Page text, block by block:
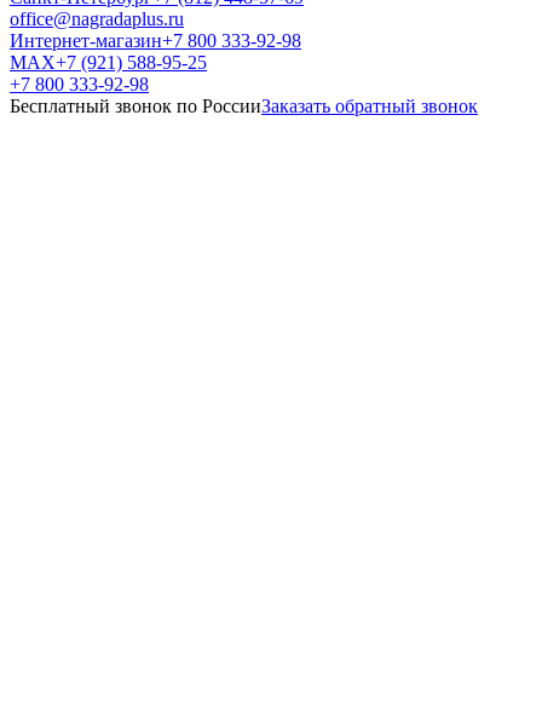
office@nagradaplus.ru
Интернет-магазин+7 800 333-92-98
MAX+7 (921) 588-95-25
+7 800 333-92-98
Бесплатный звонок по РоссииЗаказать обратный звонок